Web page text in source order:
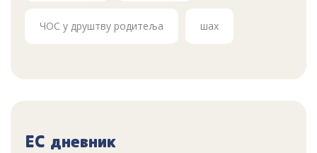
ЧОС у друштву родитеља шах
ЕС дневник